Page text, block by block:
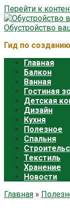
Перейти к
Обустройство
Гид по
Главная
Балкон
Ванная
Гостиная
Детская
Дизайн
Кухня
Полезное
Спальня
Текстиль
Хранение
Новости
Главная »